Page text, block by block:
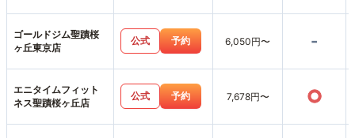
ゴールドジム聖蹟桜
ヶ丘東京店
公式 予約 6,050円〜 -
エニタイムフィット
ネス聖蹟桜ヶ丘店
公式 予約 7,678円〜 ○